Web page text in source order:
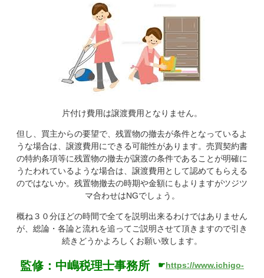
片付け費用は譲渡費用となりません。
但し、買主からの要望で、残置物の撤去が条件となっているよ
うな場合は、譲渡費用にできる可能性があります。売買契約書
の特約条項等に残置物の撤去が譲渡の条件であることが明確に
うたわれているような場合は、譲渡費用として認めてもらえる
のではないか。残置物撤去の時期や金額にもよりますがツジツ
マ合わせはNGでしょう。
概ね３０分ほどの時間で全てを説明出来るわけではありません
が、総論・各論と流れを追ってご説明させて頂きますので引き
続きどうかよろしくお願い致します。
監修：中嶋税理士事務所 ☛https://www.ichigo-